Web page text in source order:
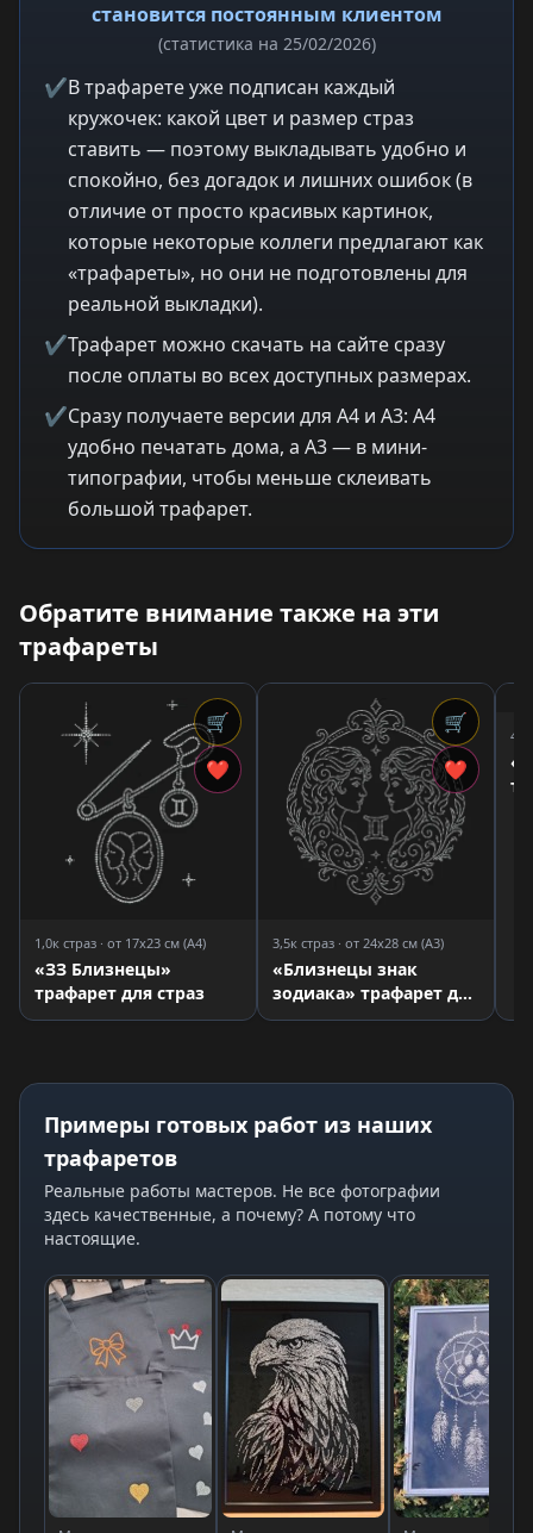
становится постоянным клиентом
(статистика на 25/02/2026)
✔В трафарете уже подписан каждый
кружочек: какой цвет и размер страз
ставить — поэтому выкладывать удобно и
спокойно, без догадок и лишних ошибок (в
отличие от просто красивых картинок,
которые некоторые коллеги предлагают как
«трафареты», но они не подготовлены для
реальной выкладки).
✔Трафарет можно скачать на сайте сразу
после оплаты во всех доступных размерах.
✔Сразу получаете версии для A4 и A3: A4
удобно печатать дома, а A3 — в мини-
типографии, чтобы меньше склеивать
большой трафарет.
Обратите внимание также на эти
трафареты
🛒
❤
1,0к страз · от 17x23 см (A4)
«ЗЗ Близнецы»
трафарет для страз
🛒
❤
3,5к страз · от 24x28 см (A3)
«Близнецы знак
зодиака» трафарет для
страз
Примеры готовых работ из наших
трафаретов
Реальные работы мастеров. Не все фотографии
здесь качественные, а почему? А потому что
настоящие.